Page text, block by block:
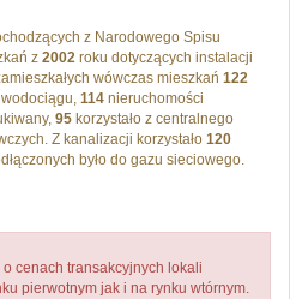
z Narodowego Spisu
z 2002 roku dotyczących instalacji
wówczas mieszkań 122
wodociągu, 114 nieruchomości
95 korzystało z centralnego
Z kanalizacji korzystało 120
było do gazu sieciowego.
cenach transakcyjnych lokali
pierwotnym jak i na rynku wtórnym.